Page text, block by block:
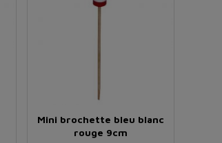
Mini brochette bleu blanc
rouge 9cm